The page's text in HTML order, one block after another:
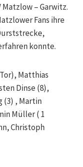
Matzlow – Garwitz.
Fans ihre
konnte.
Matthias
Dinse (8),
(3) , Martin
Müller ( 1
Christoph